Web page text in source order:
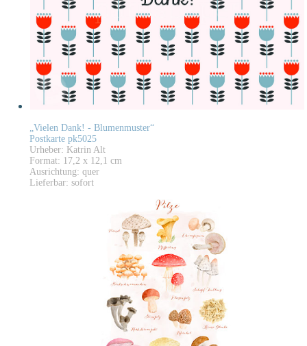
„Vielen Dank! - Blumenmuster“
Postkarte pk5025
Urheber: Katrin Alt
Format: 17,2 x 12,1 cm
Ausrichtung: quer
Lieferbar: sofort